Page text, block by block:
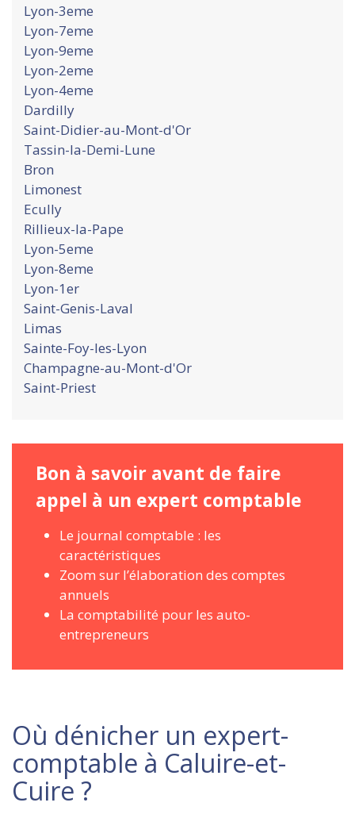
Lyon-3eme
Lyon-7eme
Lyon-9eme
Lyon-2eme
Lyon-4eme
Dardilly
Saint-Didier-au-Mont-d'Or
Tassin-la-Demi-Lune
Bron
Limonest
Ecully
Rillieux-la-Pape
Lyon-5eme
Lyon-8eme
Lyon-1er
Saint-Genis-Laval
Limas
Sainte-Foy-les-Lyon
Champagne-au-Mont-d'Or
Saint-Priest
Bon à savoir avant de faire
appel à un expert comptable
Le journal comptable : les
caractéristiques
Zoom sur l’élaboration des comptes
annuels
La comptabilité pour les auto-
entrepreneurs
Où dénicher un expert-
comptable à Caluire-et-
Cuire ?